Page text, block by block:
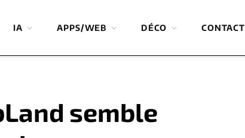
IA APPS/WEB DÉCO CONTACT
semble